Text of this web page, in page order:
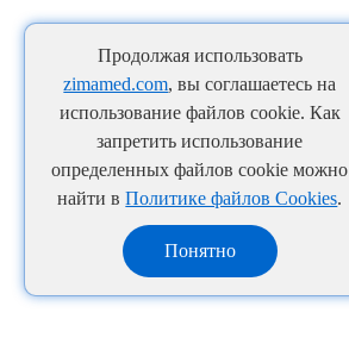
Продолжая использовать
zimamed.com, вы соглашаетесь на
использование файлов cookie. Как
запретить использование
определенных файлов cookie можно
найти вПолитике файлов Cookies.
Понятно